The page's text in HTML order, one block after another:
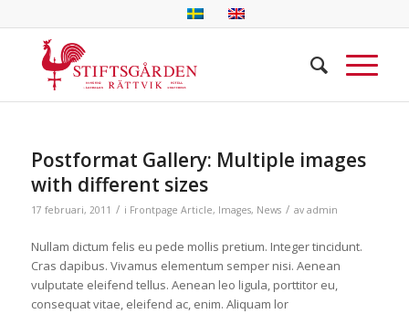
Postformat Gallery: Multiple images
with different sizes
17 februari, 2011 / i Frontpage Article, Images, News / av admin
Nullam dictum felis eu pede mollis pretium. Integer tincidunt.
Cras dapibus. Vivamus elementum semper nisi. Aenean
vulputate eleifend tellus. Aenean leo ligula, porttitor eu,
consequat vitae, eleifend ac, enim. Aliquam lor